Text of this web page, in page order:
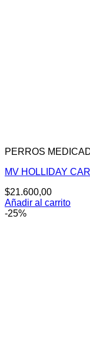
PERROS
MV HOLLIDAY
$21.600,00
Añadir al carrito
-25%